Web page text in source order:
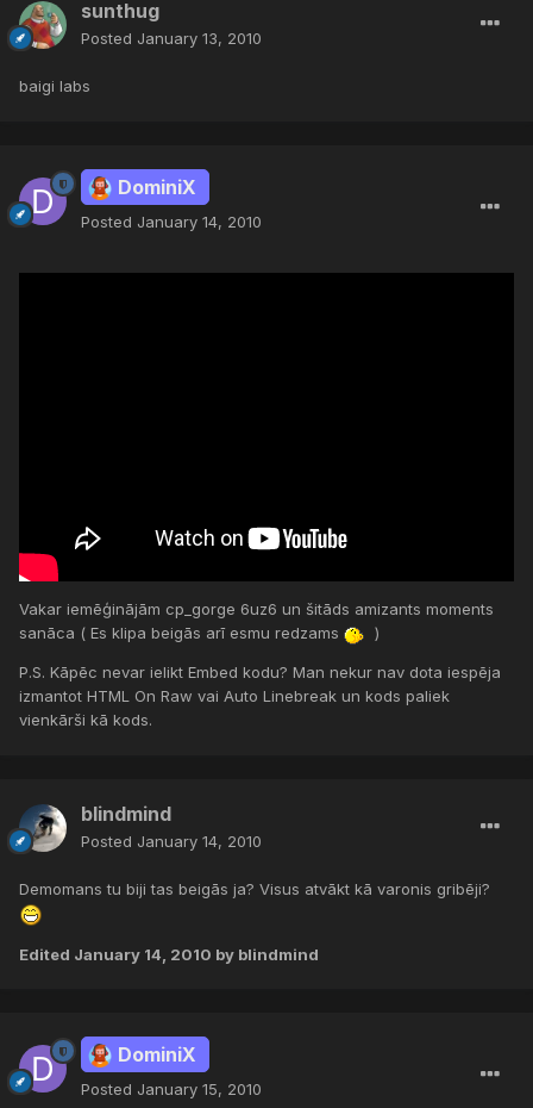
sunthug
Posted January 13, 2010
baigi labs
DominiX
Posted January 14, 2010
Vakar iemēģinājām cp_gorge 6uz6 un šitāds amizants moments
sanāca ( Es klipa beigās arī esmu redzams
)
P.S. Kāpēc nevar ielikt Embed kodu? Man nekur nav dota iespēja
izmantot HTML On Raw vai Auto Linebreak un kods paliek
vienkārši kā kods.
blindmind
Posted January 14, 2010
Demomans tu biji tas beigās ja? Visus atvākt kā varonis gribēji?
Edited January 14, 2010 by blindmind
DominiX
Posted January 15, 2010